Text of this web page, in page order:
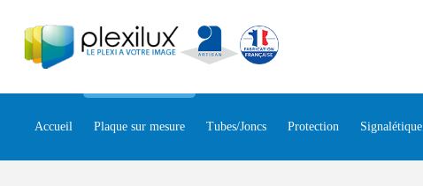
Accueil Plaque sur mesure Tubes/Joncs Protection Signalétique